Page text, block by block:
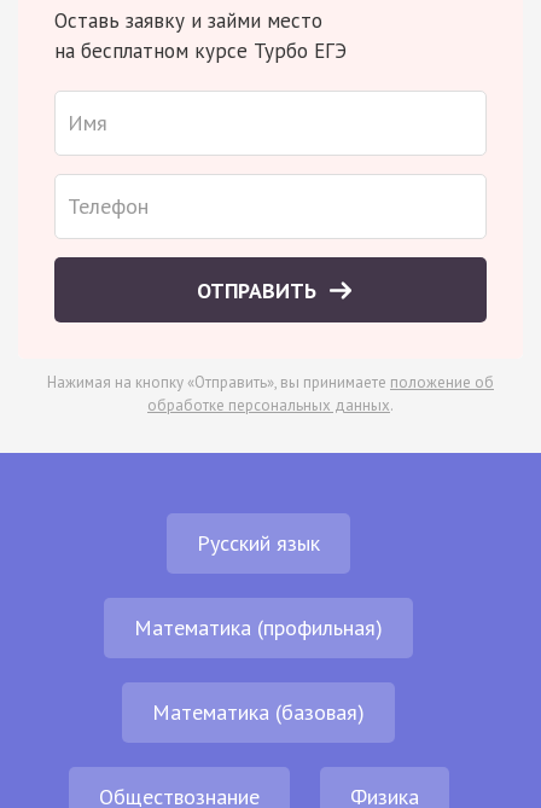
Оставь заявку и займи место
на бесплатном курсе Турбо ЕГЭ
ОТПРАВИТЬ
Нажимая на кнопку «Отправить», вы принимаете положение об
обработке персональных данных.
Русский язык
Математика (профильная)
Математика (базовая)
Обществознание Физика